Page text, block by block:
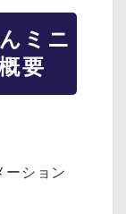
ミニ
要
ーション